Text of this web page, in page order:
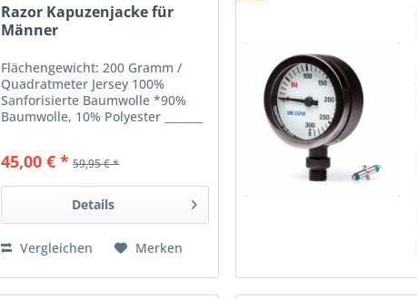
Razor Kapuzenjacke für
Männer
Flächengewicht: 200 Gramm /
Quadratmeter Jersey 100%
Sanforisierte Baumwolle *90%
Baumwolle, 10% Polyester _______
Go Side Mount Privada Xel-Ha
45,00 € * 59,95 € *
Details
Vergleichen Merken